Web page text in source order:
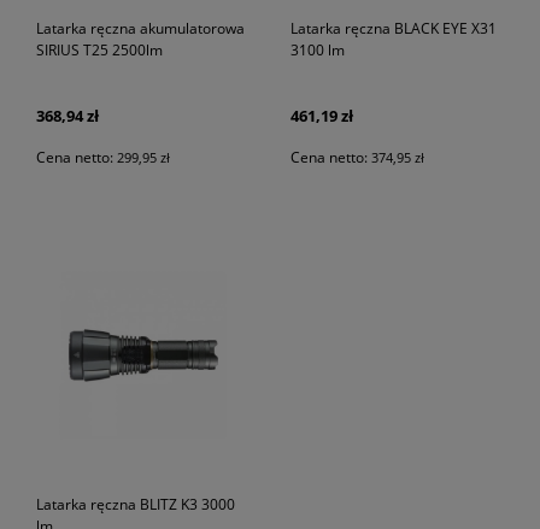
Latarka ręczna akumulatorowa
SIRIUS T25 2500lm
368,94 zł
Cena netto: 299,95 zł
Latarka ręczna BLACK EYE X31
3100 lm
461,19 zł
Cena netto: 374,95 zł
Latarka ręczna BLITZ K3 3000